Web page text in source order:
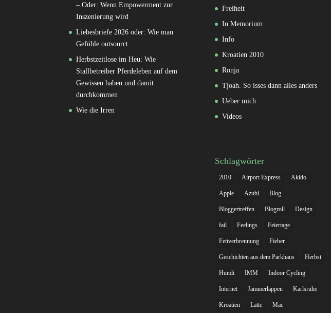
– Oder: Wenn Empowerment zur
Inszenierung wird
Liebesbriefe 2026 oder: Wie man
Gefühle outsourct
Herbstzeitlose im Heu: Wie
Stallbetreiber Pferdeleben auf dem
Gewissen haben und damit
durchkommen
Wie die Irren
Freiheit
In Memorium
Info
Kroatien 2010
Ronja
Tjoah. So isses dann alles anders
Ueber mich
Videos
Schlagwörter
2010 Airport Express Akido
Apple Azubi Blog
Bloggertreffen Blogroll Design
fail Feelings Feiertage
Fettverbrennung Fieber
Geschichten aus dem Parkhaus Herbst
Hundi IMM Indoor Cycling
Internet Jammerlappen Karlsruhe
Kroatien Latte Mac